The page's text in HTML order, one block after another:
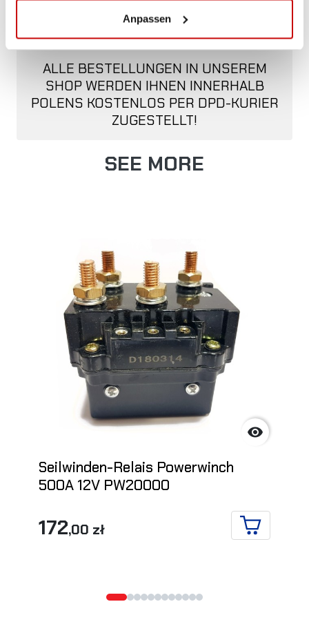
Anpassen
KOSTENLOSER VERSAND!
ALLE BESTELLUNGEN IN UNSEREM
SHOP WERDEN IHNEN INNERHALB
POLENS KOSTENLOS PER DPD-KURIER
ZUGESTELLT!
SEE MORE

Seilwinden-Relais Powerwinch
500A 12V PW20000
172,00 zł
IN DEN